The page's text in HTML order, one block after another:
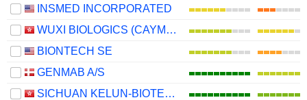
INSMED INCORPORATED
WUXI BIOLOGICS (CAYMAN) INC.
BIONTECH SE
GENMAB A/S
SICHUAN KELUN-BIOTECH BIOPHARMACEUTICAL CO., LTD.